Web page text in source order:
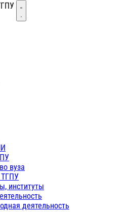
Открыть меню
вуза
ТГПУ
институты
деятельность